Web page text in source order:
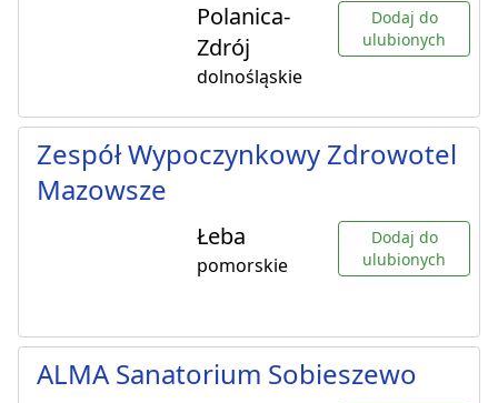
Polanica-
Zdrój
dolnośląskie
Dodaj do
ulubionych
Zespół Wypoczynkowy Zdrowotel
Mazowsze
Łeba
pomorskie
Dodaj do
ulubionych
ALMA Sanatorium Sobieszewo